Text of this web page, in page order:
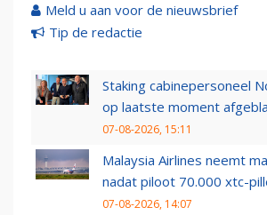
Meld u aan voor de nieuwsbrief
Tip de redactie
Staking cabinepersoneel
op laatste moment
07-08-2026, 15:11
Malaysia Airlines neemt
nadat piloot 70.000 xtc-
07-08-2026, 14:07